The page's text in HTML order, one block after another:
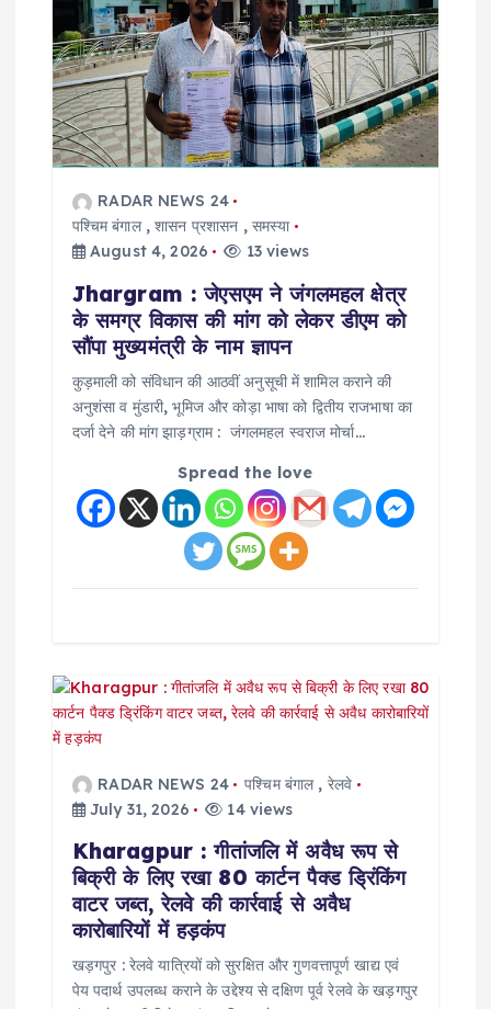
g
a
t
RADAR NEWS 24
पश्चिम बंगाल,शासन प्रशासन , समस्या
August 4, 2026
13 views
Jhargram : जेएसएम ने जंगलमहल क्षेत्र
के समग्र विकास की मांग को लेकर डीएम को
सौंपा मुख्यमंत्री के नाम ज्ञापन
कुड़माली को संविधान की आठवीं अनुसूची में शामिल कराने की
अनुशंसा व मुंडारी, भूमिज और कोड़ा भाषा को द्वितीय राजभाषा का
दर्जा देने की मांग झाड़ग्राम : जंगलमहल स्वराज मोर्चा…
Spread the love
RADAR NEWS 24 पश्चिम बंगाल, रेलवे
July 31, 2026
14 views
Kharagpur : गीतांजलि में अवैध रूप से
बिक्री के लिए रखा 80 कार्टन पैक्ड ड्रिंकिंग
वाटर जब्त, रेलवे की कार्रवाई से अवैध
कारोबारियों में हड़कंप
खड़गपुर : रेलवे यात्रियों को सुरक्षित और गुणवत्तापूर्ण खाद्य एवं
पेय पदार्थ उपलब्ध कराने के उद्देश्य से दक्षिण पूर्व रेलवे के खड़गपुर